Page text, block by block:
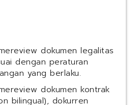
dokumen legalitas
dengan peraturan
yang berlaku.
dokumen kontrak
bilingual), dokurren